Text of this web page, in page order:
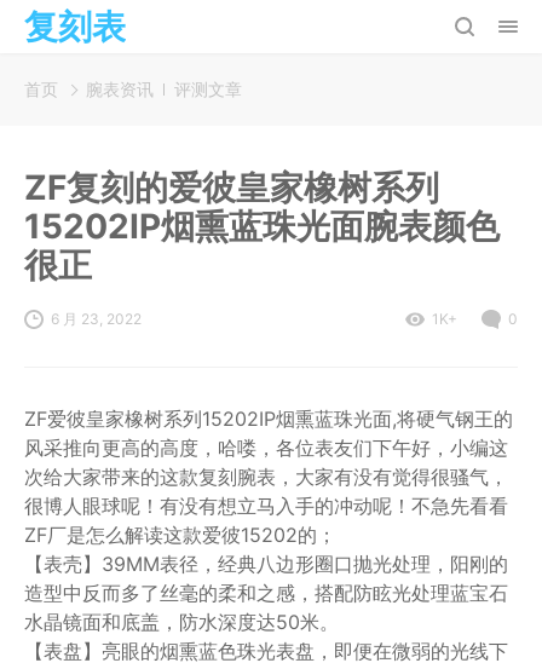
复刻表
首页 腕表资讯 评测文章
ZF复刻的爱彼皇家橡树系列
15202IP烟熏蓝珠光面腕表颜色
很正
6 月 23, 2022 1K+ 0
ZF爱彼皇家橡树系列15202IP烟熏蓝珠光面,将硬气钢王的
风采推向更高的高度，哈喽，各位表友们下午好，小编这
次给大家带来的这款复刻腕表，大家有没有觉得很骚气，
很博人眼球呢！有没有想立马入手的冲动呢！不急先看看
ZF厂是怎么解读这款爱彼15202的；
【表壳】39MM表径，经典八边形圈口抛光处理，阳刚的
造型中反而多了丝毫的柔和之感，搭配防眩光处理蓝宝石
水晶镜面和底盖，防水深度达50米。
【表盘】亮眼的烟熏蓝色珠光表盘，即便在微弱的光线下